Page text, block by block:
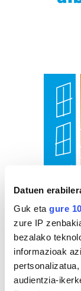
Datuen
Guk eta gure
zure IP
bezalako
informazioak
audientzia-